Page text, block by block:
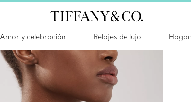
Amor y celebración Relojes de lujo Hogar